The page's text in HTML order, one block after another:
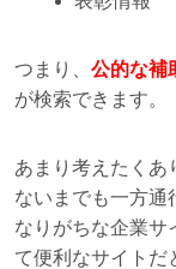
つまり、 公的な補
が検索できます。
あまり考えたくあ
ないまでも一方通
なりがちな企業サ
て便利なサイトだ